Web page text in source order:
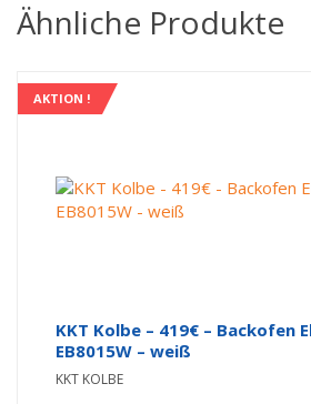
Ähnliche Produkte
AKTION !
KKT Kolbe – 419€ – Backofen
EB8015W – weiß
KKT KOLBE